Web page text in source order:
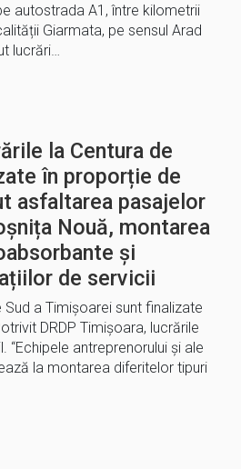
autostrada A1, între kilometrii
Giarmata, pe sensul Arad
lucrări…
la Centura de
în proporție de
asfaltarea pasajelor
Nouă, montarea
și
de servicii
Sud a Timișoarei sunt finalizate
DRDP Timișoara, lucrările
“Echipele antreprenorului și ale
la montarea diferitelor tipuri